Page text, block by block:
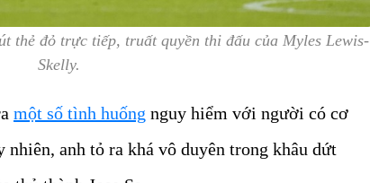
thẻ đỏ trực tiếp, truất quyền thi đấu của Myles Lewis-
Skelly.
một số tình huống nguy hiểm với người có cơ
anh tỏ ra khá vô duyên trong khâu dứt